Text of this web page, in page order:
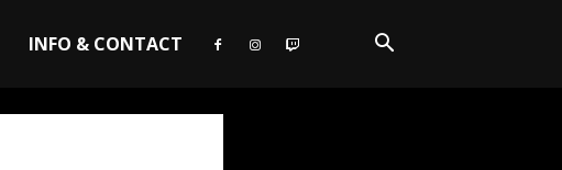
INFO & CONTACT